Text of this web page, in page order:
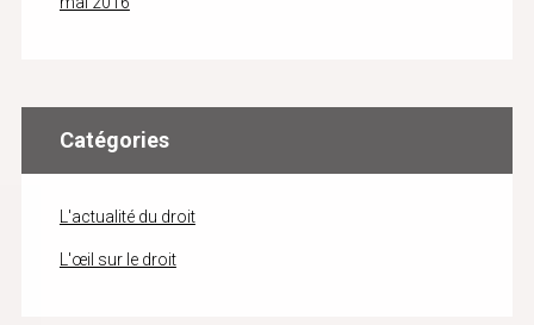
Catégories
L'actualité du droit
L'œil sur le droit